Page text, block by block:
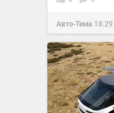
Авто-Тема 18:29